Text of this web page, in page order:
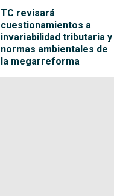
TC revisará
cuestionamientos a
invariabilidad tributaria y
normas ambientales de
la megarreforma